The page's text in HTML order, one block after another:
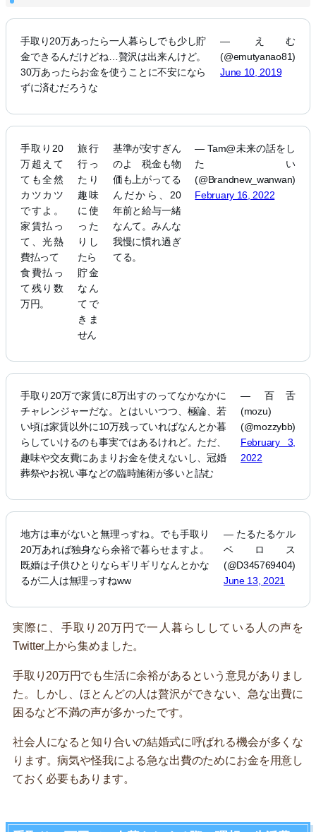
手取り20万あったら一人暮らしでも少し貯
金できるんだけどね…贅沢は出来んけど。
30万あったらお金を使うことに不安になら
ずに済むだろうな
— えむ
(@emutyanao81)
June 10, 2019
手取り20
万超えて
ても全然
カツカツ
ですよ。
家賃払っ
て、光熱
費払って
食費払っ
て残り数
万円。
旅行
行っ
たり
趣味
に使
った
りし
たら
貯金
なん
てで
きま
せん
基準が安すぎん
のよ 税金も物
価も上がってる
んだから、20
年前と給与一緒
なんて。みんな
我慢に慣れ過ぎ
てる。
— Tam@未来の話をし
たい
(@Brandnew_wanwan)
February 16, 2022
手取り20万で家賃に8万出すのってなかなかに
チャレンジャーだな。とはいいつつ、極論、若
い頃は家賃以外に10万残っていればなんとか暮
らしていけるのも事実ではあるけれど。ただ、
趣味や交友費にあまりお金を使えないし、冠婚
葬祭やお祝い事などの臨時施術が多いと詰む
— 百舌
(mozu)
(@mozzybb)
February 3,
2022
地方は車がないと無理っすね。でも手取り
20万あれば独身なら余裕で暮らせますよ。
既婚は子供ひとりならギリギリなんとかな
るが二人は無理っすねww
— たるたるケル
ベロス
(@D345769404)
June 13, 2021
実際に、手取り20万円で一人暮らししている人の声を
Twitter上から集めました。
手取り20万円でも生活に余裕があるという意見がありまし
た。しかし、ほとんどの人は贅沢ができない、急な出費に
困るなど不満の声が多かったです。
社会人になると知り合いの結婚式に呼ばれる機会が多くな
ります。病気や怪我による急な出費のためにお金を用意し
ておく必要もあります。